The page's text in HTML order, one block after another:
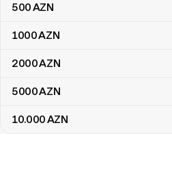
500AZN
1000AZN
2000AZN
5000AZN
10.000AZN